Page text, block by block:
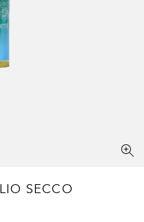
SECCO